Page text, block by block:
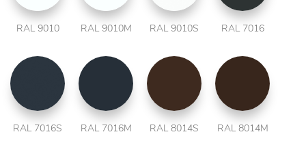
RAL 9010 RAL 9010M RAL 9010S RAL 7016
RAL 7016S RAL 7016M RAL 8014S RAL 8014M